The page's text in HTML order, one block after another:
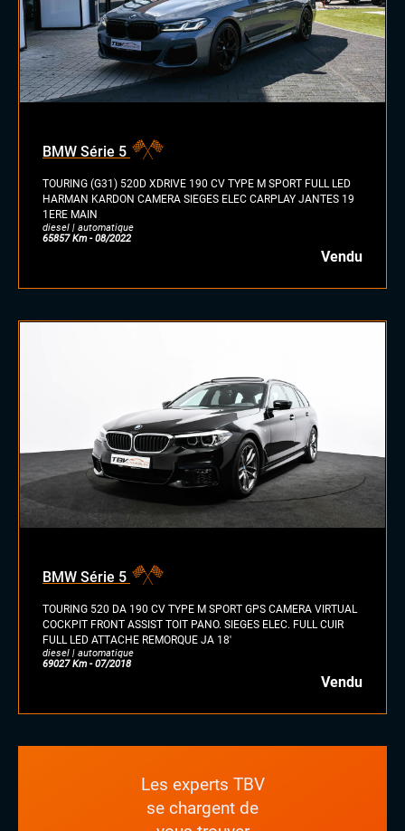
BMW Série 5
TOURING (G31) 520D XDRIVE 190 CV TYPE M SPORT FULL LED
HARMAN KARDON CAMERA SIEGES ELEC CARPLAY JANTES 19
1ERE MAIN
diesel | automatique
65857 Km - 08/2022
Vendu
BMW Série 5
TOURING 520 DA 190 CV TYPE M SPORT GPS CAMERA VIRTUAL
COCKPIT FRONT ASSIST TOIT PANO. SIEGES ELEC. FULL CUIR
FULL LED ATTACHE REMORQUE JA 18'
diesel | automatique
69027 Km - 07/2018
Vendu
Les experts TBV
se chargent de